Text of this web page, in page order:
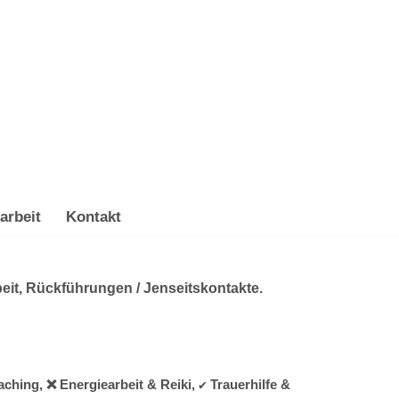
Kontakt
Rückführungen / Jenseitskontakte.
❌ Energiearbeit & Reiki, ✔️ Trauerhilfe &